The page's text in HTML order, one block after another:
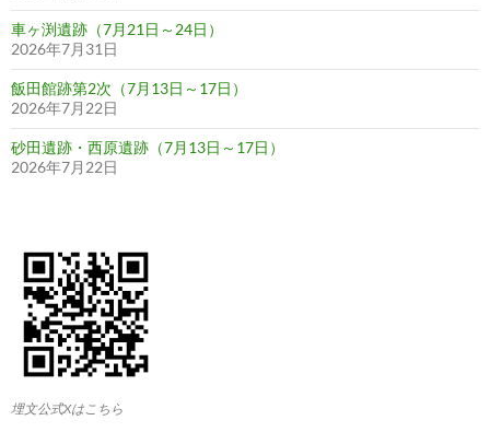
車ヶ渕遺跡（7月21日～24日）
2026年7月31日
飯田館跡第2次（7月13日～17日）
2026年7月22日
砂田遺跡・西原遺跡（7月13日～17日）
2026年7月22日
埋文公式Xはこちら